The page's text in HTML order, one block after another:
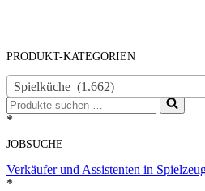
PRODUKT-KATEGORIEN
Spielküche (1.662)
Suchen
nach …
*
JOBSUCHE
Verkäufer und Assistenten in
*